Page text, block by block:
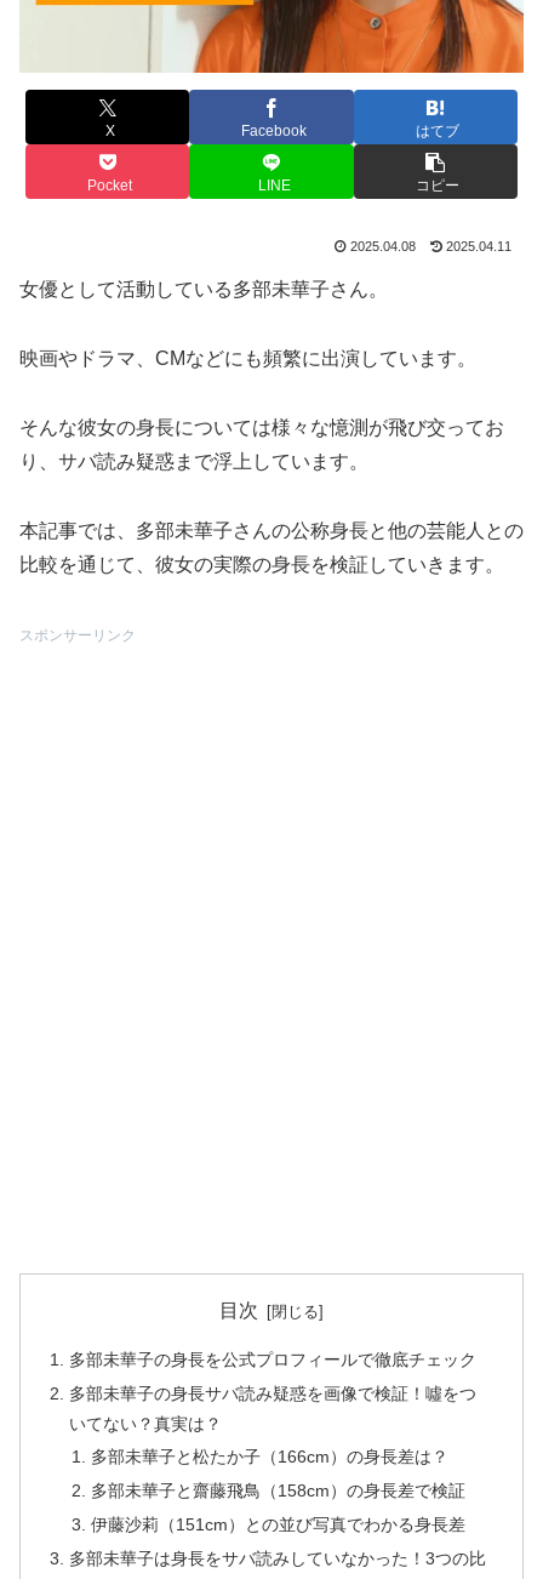
X Facebook はてブ
Pocket LINE コピー
2025.04.08 2025.04.11
女優として活動している多部未華子さん。
映画やドラマ、CMなどにも頻繁に出演しています。
そんな彼女の身長については様々な憶測が飛び交ってお
り、サバ読み疑惑まで浮上しています。
本記事では、多部未華子さんの公称身長と他の芸能人との
比較を通じて、彼女の実際の身長を検証していきます。
スポンサーリンク
目次
多部未華子の身長を公式プロフィールで徹底チェック
多部未華子の身長サバ読み疑惑を画像で検証！噓をつ
いてない？真実は？
多部未華子と松たか子（166cm）の身長差は？
多部未華子と齋藤飛鳥（158cm）の身長差で検証
伊藤沙莉（151cm）との並び写真でわかる身長差
多部未華子は身長をサバ読みしていなかった！3つの比